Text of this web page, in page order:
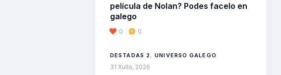
película de Nolan? Podes facelo en
galego
0 0
DESTADAS 2 ,UNIVERSO GALEGO
31 Xullo, 2026